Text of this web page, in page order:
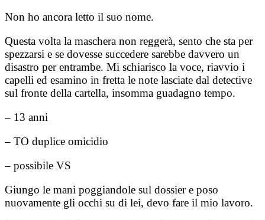
Non ho ancora letto il suo nome.
Questa volta la maschera non reggerà, sento che sta per
spezzarsi e se dovesse succedere sarebbe davvero un
disastro per entrambe. Mi schiarisco la voce, riavvio i
capelli ed esamino in fretta le note lasciate dal detective
sul fronte della cartella, insomma guadagno tempo.
– 13 anni
– TO duplice omicidio
– possibile VS
Giungo le mani poggiandole sul dossier e poso
nuovamente gli occhi su di lei, devo fare il mio lavoro.